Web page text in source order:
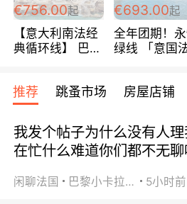
€756.00起
【意大利南法经
典循环线】 巴黎
宾馆 108欧/天起
全程756欧/位
€693.00起
全年团期！
绿线 「意国
欧/天起 ~包
推荐 跳蚤市场 房屋店铺
我发个帖子为什么没有人
在忙什么难道你们都不无聊
闲聊法国 巴黎小卡拉咪 5小时前